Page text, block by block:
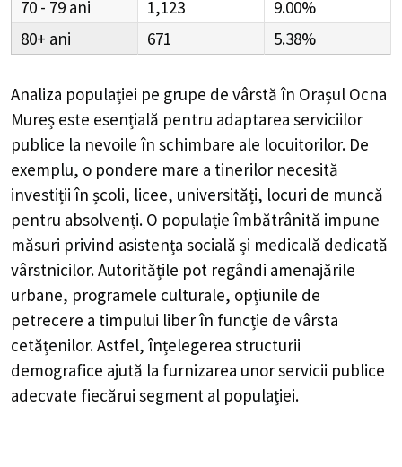
70 - 79
1,123
9.00%
80+
671 5.38%
Analiza populației pe grupe de vârstă în Orașul Ocna
Mureș este esențială pentru adaptarea serviciilor
publice la nevoile în schimbare ale locuitorilor. De
exemplu, o pondere mare a tinerilor necesită
investiții în școli, licee, universități, locuri de muncă
pentru absolvenți. O populație îmbătrânită impune
măsuri privind asistența socială și medicală dedicată
vârstnicilor. Autoritățile pot regândi amenajările
urbane, programele culturale, opțiunile de
petrecere a timpului liber în funcție de vârsta
cetățenilor. Astfel, înțelegerea structurii
demografice ajută la furnizarea unor servicii publice
adecvate fiecărui segment al populației.